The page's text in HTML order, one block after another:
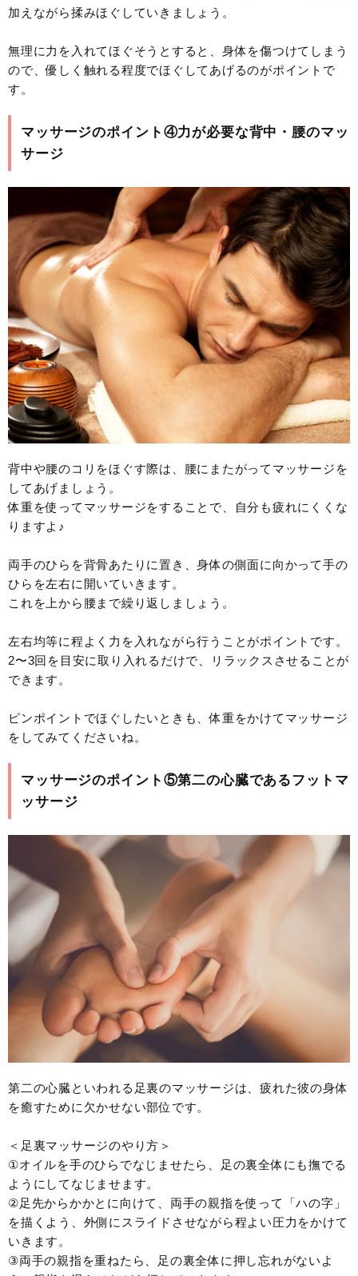
加えながら揉みほぐしていきましょう。
無理に力を入れてほぐそうとすると、身体を傷つけてしまう
ので、優しく触れる程度でほぐしてあげるのがポイントで
す。
マッサージのポイント④力が必要な背中・腰のマッ
サージ
背中や腰のコリをほぐす際は、腰にまたがってマッサージを
してあげましょう。
体重を使ってマッサージをすることで、自分も疲れにくくな
りますよ♪
両手のひらを背骨あたりに置き、身体の側面に向かって手の
ひらを左右に開いていきます。
これを上から腰まで繰り返しましょう。
左右均等に程よく力を入れながら行うことがポイントです。
2〜3回を目安に取り入れるだけで、リラックスさせることが
できます。
ピンポイントでほぐしたいときも、体重をかけてマッサージ
をしてみてくださいね。
マッサージのポイント⑤第二の心臓であるフットマ
ッサージ
第二の心臓といわれる足裏のマッサージは、疲れた彼の身体
を癒すために欠かせない部位です。
＜足裏マッサージのやり方＞
①オイルを手のひらでなじませたら、足の裏全体にも撫でる
ようにしてなじませます。
②足先からかかとに向けて、両手の親指を使って「ハの字」
を描くよう、外側にスライドさせながら程よい圧力をかけて
いきます。
③両手の親指を重ねたら、足の裏全体に押し忘れがないよ